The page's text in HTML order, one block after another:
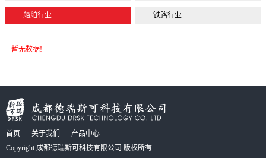
船舶行业 铁路行业
暂无数据!
首页 关于我们
产品中心
Copyright 成都德瑞斯可科技有限公司 版权所有